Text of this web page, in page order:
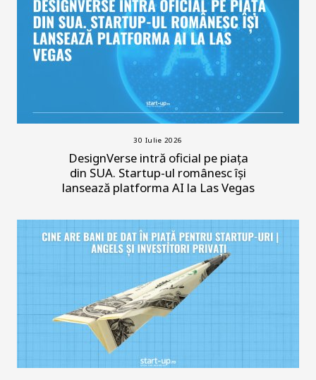
30 Iulie 2026
DesignVerse intră oficial pe piața
din SUA. Startup-ul românesc își
lansează platforma AI la Las Vegas